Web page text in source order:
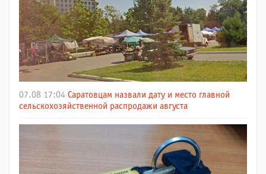
07.08 17:04 Саратовцам назвали дату и место главной
сельскохозяйственной распродажи августа